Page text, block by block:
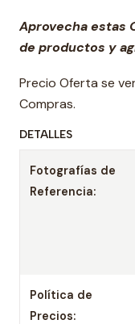
Aprovecha estas
de productos y
Precio Oferta se
Compras.
DETALLES
Fotografías de
Referencia:
Política de
Precios: